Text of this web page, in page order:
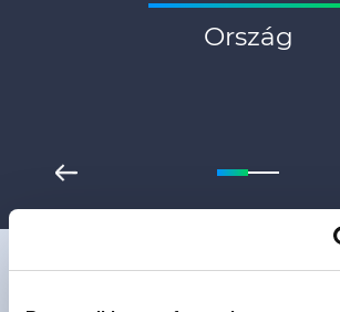
Ország